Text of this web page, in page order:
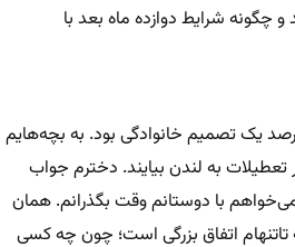
چگونه شرایط دوازده ماه بعد با
به تاتنهام نرفتم، ۹۹ درصد یک تصمیم خانوادگی بود. به بچه‌هایم
به لندن بیایند. دخترم جواب
با دوستانم وقت بگذرانم. همان
اتفاق بزرگی است؛ چون چه کسی